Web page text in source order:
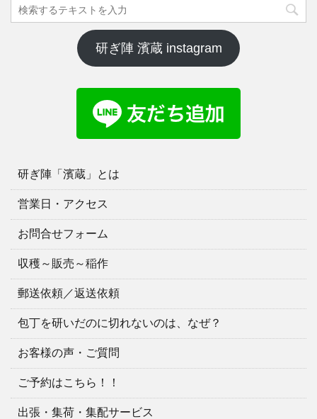
研ぎ陣 濱蔵 instagram
研ぎ陣「濱蔵」とは
営業日・アクセス
お問合せフォーム
収穫～販売～稲作
郵送依頼／返送依頼
包丁を研いだのに切れないのは、なぜ？
お客様の声・ご質問
ご予約はこちら！！
出張・集荷・集配サービス